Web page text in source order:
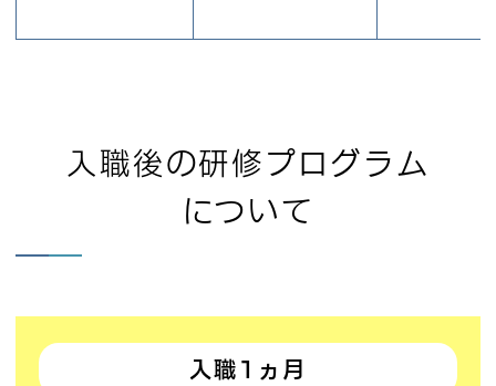
入職後の研修プログラム
について
入職1ヵ月